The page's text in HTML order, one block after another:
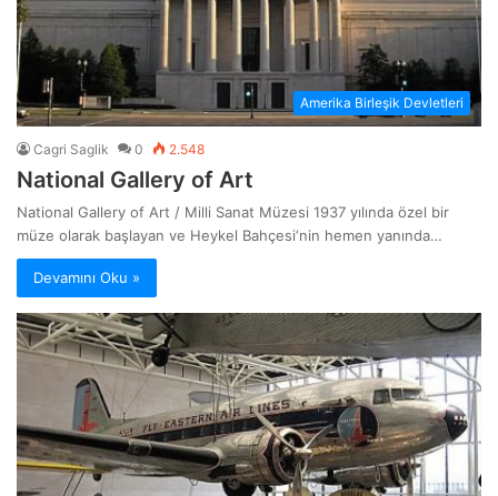
Amerika Birleşik Devletleri
Cagri Saglik 0 2.548
National Gallery of Art
National Gallery of Art / Milli Sanat Müzesi 1937 yılında özel bir
müze olarak başlayan ve Heykel Bahçesi‘nin hemen yanında…
Devamını Oku »